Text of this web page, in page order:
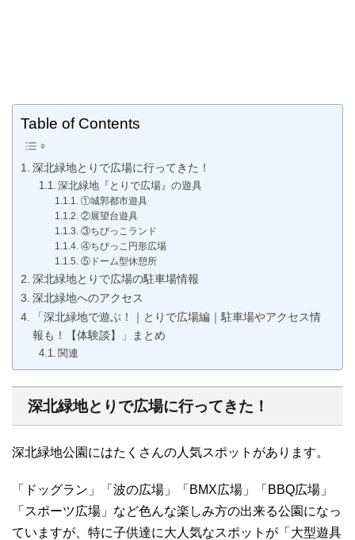
Table of Contents
深北緑地とりで広場に行ってきた！
深北緑地『とりで広場』の遊具
①城郭都市遊具
②展望台遊具
③ちびっこランド
④ちびっこ円形広場
⑤ドーム型休憩所
深北緑地とりで広場の駐車場情報
深北緑地へのアクセス
「深北緑地で遊ぶ！｜とりで広場編｜駐車場やアクセス情
報も！【体験談】」まとめ
関連
深北緑地とりで広場に行ってきた！
深北緑地公園にはたくさんの人気スポットがあります。
「ドッグラン」「波の広場」「BMX広場」「BBQ広場」
「スポーツ広場」など色んな楽しみ方の出来る公園になっ
ていますが、特に子供達に大人気なスポットが「大型遊具